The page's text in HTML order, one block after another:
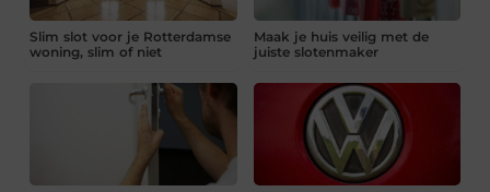
Slim slot voor je Rotterdamse
woning, slim of niet
Maak je huis veilig met de
juiste slotenmaker